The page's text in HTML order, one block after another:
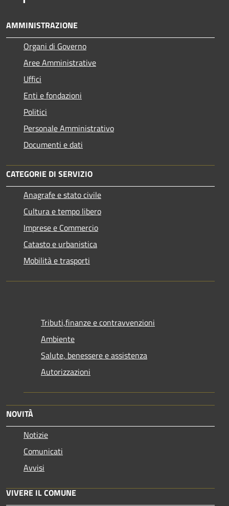
AMMINISTRAZIONE
Organi di Governo
Aree Amministrative
Uffici
Enti e fondazioni
Politici
Personale Amministrativo
Documenti e dati
CATEGORIE DI SERVIZIO
Anagrafe e stato civile
Cultura e tempo libero
Imprese e Commercio
Catasto e urbanistica
Mobilità e trasporti
Tributi,finanze e contravvenzioni
Ambiente
Salute, benessere e assistenza
Autorizzazioni
NOVITÀ
Notizie
Comunicati
Avvisi
VIVERE IL COMUNE